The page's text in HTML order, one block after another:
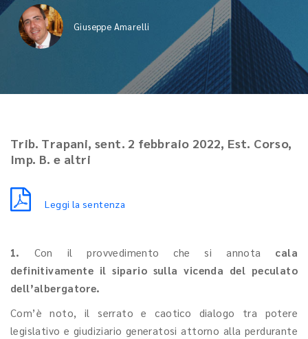
Giuseppe Amarelli
Trib. Trapani, sent. 2 febbraio 2022, Est. Corso,
Imp. B. e altri
Leggi la sentenza
1. Con il provvedimento che si annota cala
definitivamente il sipario sulla vicenda del peculato
dell’albergatore.
Com’è noto, il serrato e caotico dialogo tra potere
legislativo e giudiziario generatosi attorno alla perdurante